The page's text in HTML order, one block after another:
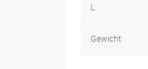
L
Gewicht